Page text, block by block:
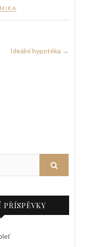
Ideální hypotéka →
PŘÍSPĚVKY